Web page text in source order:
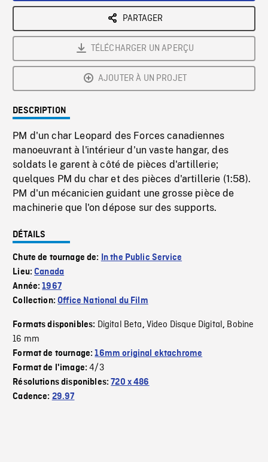
PARTAGER
TÉLÉCHARGER UN APERÇU
AJOUTER À UN PROJET
DESCRIPTION
PM d'un char Leopard des Forces canadiennes
manoeuvrant à l'intérieur d'un vaste hangar, des
soldats le garent à côté de pièces d'artillerie;
quelques PM du char et des pièces d'artillerie (1:58).
PM d'un mécanicien guidant une grosse pièce de
machinerie que l'on dépose sur des supports.
DÉTAILS
Chute de tournage de:
In the Public Service
Lieu:Canada
Année:1967
Collection:Office National du Film
Formats disponibles: Digital Beta, Video Disque Digital, Bobine
16 mm
Format de tournage:16mm original ektachrome
Format de l'image:4/3
Résolutions disponibles:720 x 486
Cadence: 29.97